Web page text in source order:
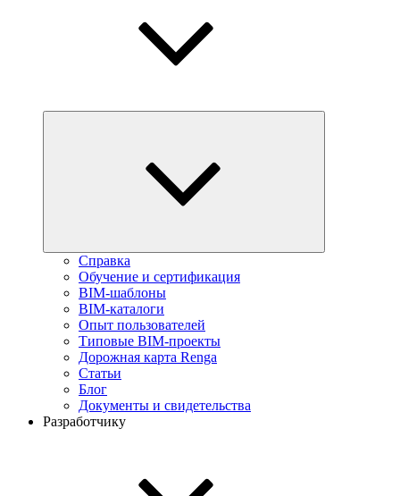
Справка
Обучение и сертификация
BIM-шаблоны
BIM-каталоги
Опыт пользователей
Типовые BIM-проекты
Дорожная карта Renga
Статьи
Блог
Документы и свидетельства
Разработчику